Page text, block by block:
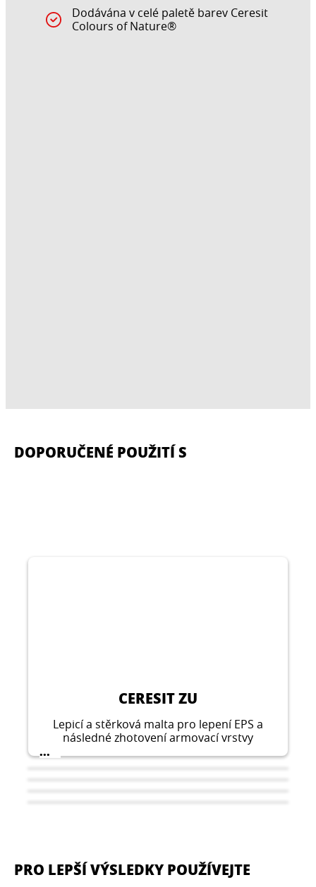
Dodávána v celé paletě barev Ceresit
Colours of Nature®
DOPORUČENÉ POUŽITÍ S
CERESIT ZU
Lepicí a stěrková malta pro lepení EPS a
následné zhotovení armovací vrstvy
vyztužené síťovinou se skleněným vláknem v
kontaktních systémech zateplení budov
...
PRO LEPŠÍ VÝSLEDKY POUŽÍVEJTE